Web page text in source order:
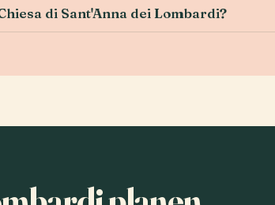
di Sant'Anna dei Lombardi?